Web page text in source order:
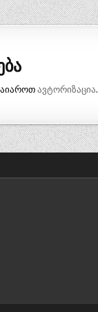
ავტორიზაცია.